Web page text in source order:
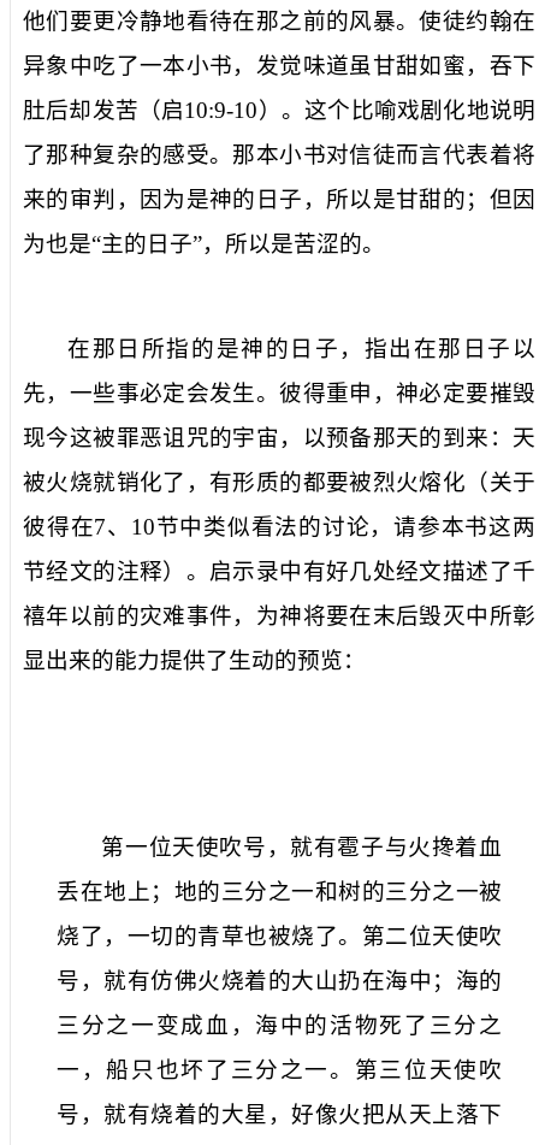
他们要更冷静地看待在那之前的风暴。使徒约翰在
异象中吃了一本小书，发觉味道虽甘甜如蜜，吞下
肚后却发苦（启10:9-10）。这个比喻戏剧化地说明
了那种复杂的感受。那本小书对信徒而言代表着将
来的审判，因为是神的日子 ，所以是甘甜的；但因
为也是“主的日子”，所以是苦涩的。
在那日 所指的是神的日子，指出在那日子以
先，一些事必定会发生。彼得重申，神必定要摧毁
现今这被罪恶诅咒的宇宙，以预备那天的到来： 天
被火烧就销化了，有形质的都要被烈火熔化 （关于
彼得在7、 10节中类似看法的讨论，请参本书这两
节经文的注释）。启示录中有好几处经文描述了千
禧年以前的灾难事件，为神将要在末后毁灭中所彰
显出来的能力提供了生动的预览：
第一位天使吹号，就有雹子与火搀着血
丢在地上；地的三分之一和树的三分之一被
烧了，一切的青草也被烧了。第二位天使吹
号，就有仿佛火烧着的大山扔在海中；海的
三分之一变成血，海中的活物死了三分之
一，船只也坏了三分之一。第三位天使吹
号，就有烧着的大星，好像火把从天上落下